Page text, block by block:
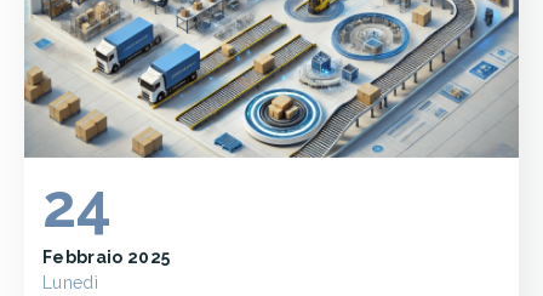
24
Febbraio 2025
Lunedì